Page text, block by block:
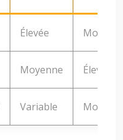
Élevée
Moyenne Élevée
Variable